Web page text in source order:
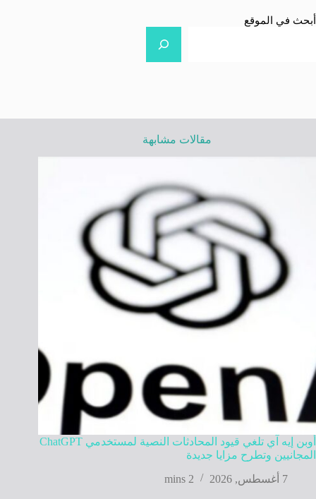
أبحث في الموقع
مقالات مشابهة
أوبن إيه آي تلغي قيود المحادثات النصية لمستخدمي ChatGPT
المجانيين وتطرح مزايا جديدة
7 أغسطس, 2026
2 mins